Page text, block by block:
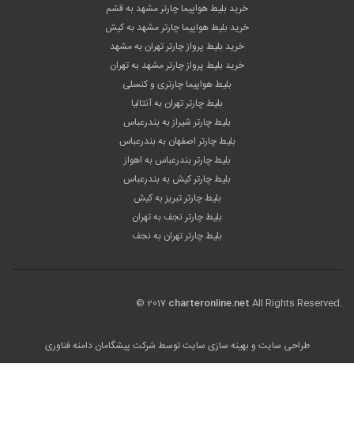
خرید بلیط هواپیما چارتر مشهد به قشم
خرید بلیط هواپیما چارتر مشهد به کیش
خرید بلیط پرواز چارتر تهران به مشهد
خرید بلیط پرواز چارتر مشهد به تهران
بلیط هواپیما چارتری و کنسلی
بلیط چارتر تهران به آنتالیا
بلیط چارتر شیراز به بندرعباس
بلیط چارتر اصفهان به بندرعباس
بلیط چارتر بندرعباس به اهواز
بلیط چارتر کیش به بندرعباس
بلیط چارتر تبریز به کیش
بلیط چارتر نجف به تهران
بلیط چارتر تهران به نجف
© 2017 charteronline.net All Rights Reserved.
طراحی سایت و بهینه سازی سایت توسط شرکت پیشگامان دامنه فناوری